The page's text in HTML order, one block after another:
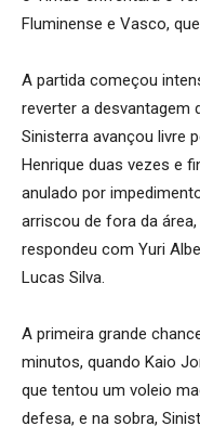
Fluminense e Vasco,
A partida começou
reverter a desvantagem
Sinisterra avançou livre
Henrique duas vezes e
anulado por
arriscou de fora da
respondeu com Yuri
Lucas Silva.
A primeira grande
minutos, quando Kaio
que tentou um voleio
defesa, e na sobra,